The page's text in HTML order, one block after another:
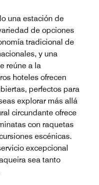
una estación de
de opciones
tradicional de
y una
reúne a la
hoteles ofrecen
perfectos para
explorar más allá
circundante ofrece
con raquetas
escénicas.
excepcional
sea tanto